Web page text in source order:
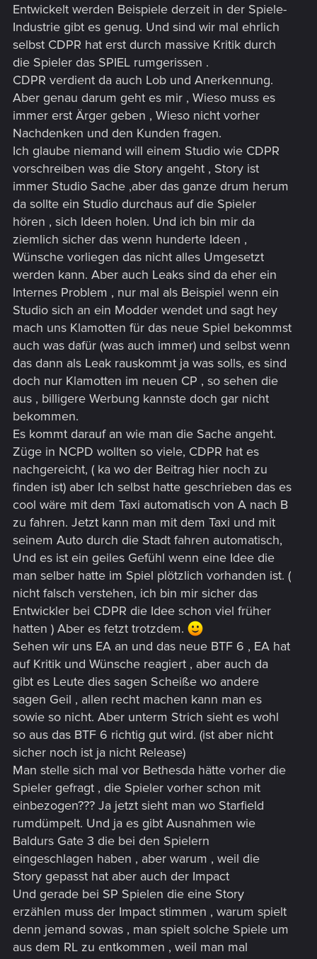
Entwickelt werden Beispiele derzeit in der Spiele-
Industrie gibt es genug. Und sind wir mal ehrlich
selbst CDPR hat erst durch massive Kritik durch
die Spieler das SPIEL rumgerissen .
CDPR verdient da auch Lob und Anerkennung.
Aber genau darum geht es mir , Wieso muss es
immer erst Ärger geben , Wieso nicht vorher
Nachdenken und den Kunden fragen.
Ich glaube niemand will einem Studio wie CDPR
vorschreiben was die Story angeht , Story ist
immer Studio Sache ,aber das ganze drum herum
da sollte ein Studio durchaus auf die Spieler
hören , sich Ideen holen. Und ich bin mir da
ziemlich sicher das wenn hunderte Ideen ,
Wünsche vorliegen das nicht alles Umgesetzt
werden kann. Aber auch Leaks sind da eher ein
Internes Problem , nur mal als Beispiel wenn ein
Studio sich an ein Modder wendet und sagt hey
mach uns Klamotten für das neue Spiel bekommst
auch was dafür (was auch immer) und selbst wenn
das dann als Leak rauskommt ja was solls, es sind
doch nur Klamotten im neuen CP , so sehen die
aus , billigere Werbung kannste doch gar nicht
bekommen.
Es kommt darauf an wie man die Sache angeht.
Züge in NCPD wollten so viele, CDPR hat es
nachgereicht, ( ka wo der Beitrag hier noch zu
finden ist) aber Ich selbst hatte geschrieben das es
cool wäre mit dem Taxi automatisch von A nach B
zu fahren. Jetzt kann man mit dem Taxi und mit
seinem Auto durch die Stadt fahren automatisch,
Und es ist ein geiles Gefühl wenn eine Idee die
man selber hatte im Spiel plötzlich vorhanden ist. (
nicht falsch verstehen, ich bin mir sicher das
Entwickler bei CDPR die Idee schon viel früher
hatten ) Aber es fetzt trotzdem.
Sehen wir uns EA an und das neue BTF 6 , EA hat
auf Kritik und Wünsche reagiert , aber auch da
gibt es Leute dies sagen Scheiße wo andere
sagen Geil , allen recht machen kann man es
sowie so nicht. Aber unterm Strich sieht es wohl
so aus das BTF 6 richtig gut wird. (ist aber nicht
sicher noch ist ja nicht Release)
Man stelle sich mal vor Bethesda hätte vorher die
Spieler gefragt , die Spieler vorher schon mit
einbezogen??? Ja jetzt sieht man wo Starfield
rumdümpelt. Und ja es gibt Ausnahmen wie
Baldurs Gate 3 die bei den Spielern
eingeschlagen haben , aber warum , weil die
Story gepasst hat aber auch der Impact
Und gerade bei SP Spielen die eine Story
erzählen muss der Impact stimmen , warum spielt
denn jemand sowas , man spielt solche Spiele um
aus dem RL zu entkommen , weil man mal